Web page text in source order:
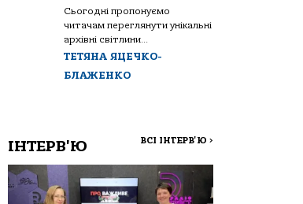
Сьогодні пропонуємо
читачам переглянути унікальні
архівні світлини...
ТЕТЯНА ЯЦЕЧКО-
БЛАЖЕНКО
ІНТЕРВ'Ю ВСІ ІНТЕРВ'Ю >